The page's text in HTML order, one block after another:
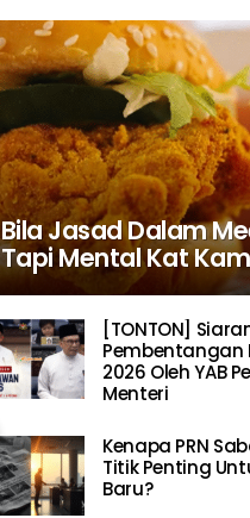
Bila Jasad Dalam
Tapi Mental Kat
[TONTON]
Pembentangan
2026 Oleh YAB
Menteri
Kenapa PRN
Titik Penting
Baru?